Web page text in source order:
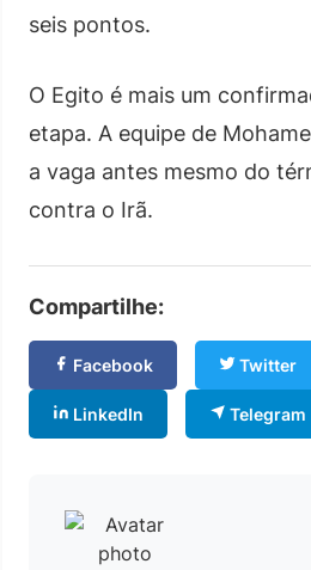
seis pontos.
O Egito é mais um
etapa. A equipe de
a vaga antes mesmo do
contra o Irã.
Compartilhe:
Facebook Twitter
LinkedIn Telegram